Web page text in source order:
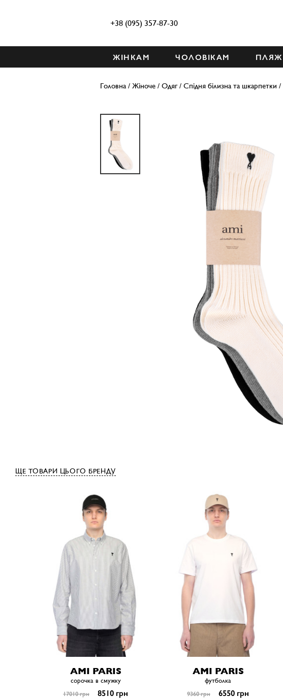
+38 (095) 357-87-30
ЖІНКАМ ЧОЛОВІКАМ ПЛЯЖ
Головна / Жіноче / Одяг/ Спідня білизна та шкарпетки /
ЩЕ ТОВАРИ ЦЬОГО БРЕНДУ
AMI PARIS
сорочка в смужку
17010 грн 8510 грн
AMI PARIS
футболка
9360 грн 6550 грн